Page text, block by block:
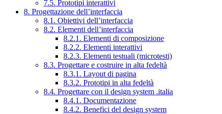
7.5. Prototipi interattivi
8. Progettazione dell’interfaccia
8.1. Obiettivi dell’interfaccia
8.2. Elementi dell’interfaccia
8.2.1. Elementi di composizione
8.2.2. Elementi interattivi
8.2.3. Elementi testuali (microtesti)
8.3. Progettare e costruire in alta fedeltà
8.3.1. Layout di pagina
8.3.2. Prototipi in alta fedeltà
8.4. Progettare con il design system .italia
8.4.1. Documentazione
8.4.2. Benefici del design system